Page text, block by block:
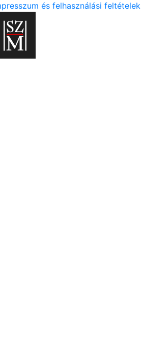
és felhasználási feltételek